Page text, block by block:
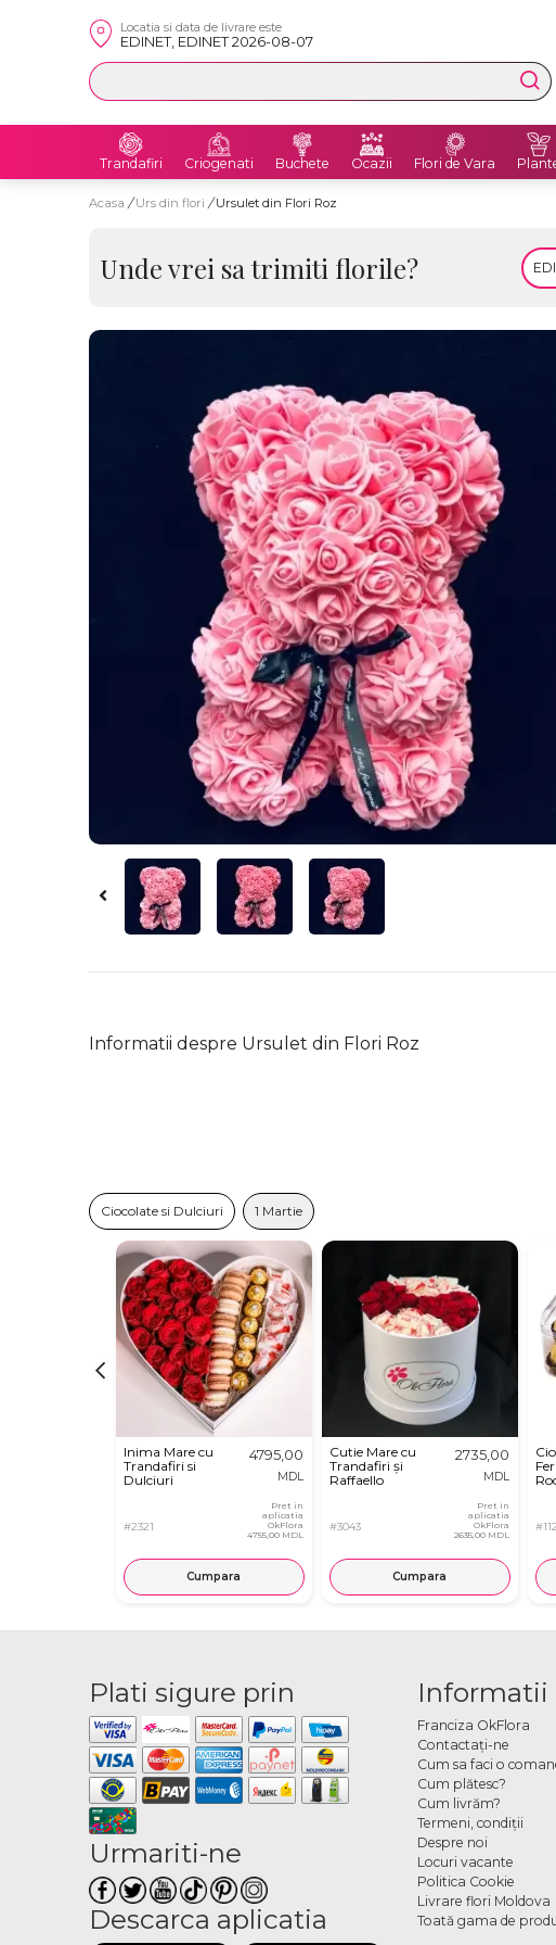
Locatia si data de livrare este
EDINET, EDINET 2026-08-07
Trandafiri Criogenati Buchete Ocazii Flori de Vara
Acasa / Urs din flori / Ursulet din Flori Roz
Unde vrei sa trimiti florile?
Informatii despre Ursulet din Flori Roz
Ciocolate si Dulciuri 1 Martie
Inima Mare cu
Trandafiri si
Dulciuri
#2321
4795,00
MDL
Pret in
aplicatia
OkFlora
4755,00 MDL
Cumpara
Cutie Mare cu
Trandafiri și
Raffaello
#3043
2735,00
MDL
Pret in
aplicatia
OkFlora
2635,00 MDL
Cumpara
Plati sigure prin
Urmariti-ne
Descarca aplicatia
Informatii
Franciza OkFlora
Contactaţi-ne
Cum sa faci o
Cum plătesc?
Cum livrăm?
Termeni, condiţii
Despre noi
Locuri vacante
Politica Cookie
Livrare flori Moldova
Toată gama de